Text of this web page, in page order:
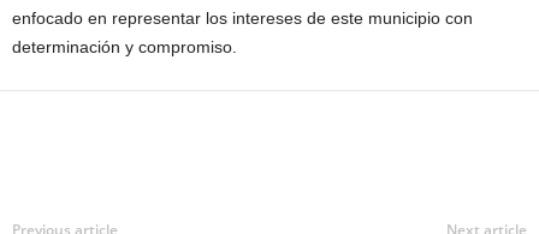
enfocado en representar los intereses de este municipio con
determinación y compromiso.
Previous article Next article